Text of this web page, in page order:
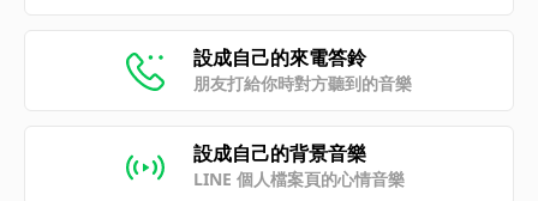
設成自己的來電答鈴
朋友打給你時對方聽到的音樂
設成自己的背景音樂
LINE 個人檔案頁的心情音樂